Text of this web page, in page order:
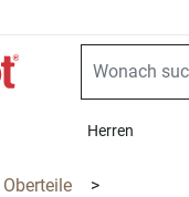
Herren
Oberteile >